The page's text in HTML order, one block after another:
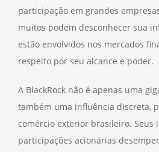
participação em grandes
muitos podem desconhecer sua
estão envolvidos nos mercados
respeito por seu alcance e poder.
A BlackRock não é apenas uma
também uma influência discreta,
comércio exterior brasileiro. Seus
participações acionárias